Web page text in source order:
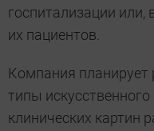
госпитализации или,
их пациентов.
Компания планирует
типы
клинических картин